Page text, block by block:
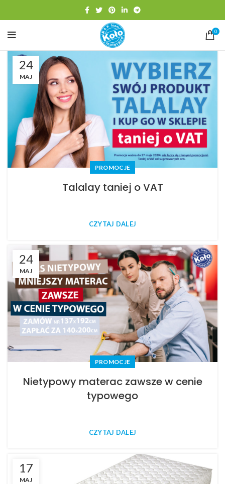
0
24
MAJ
PROMOCJE
Talalay taniej o VAT
CZYTAJ DALEJ
24
MAJ
PROMOCJE
Nietypowy materac zawsze w cenie
typowego
CZYTAJ DALEJ
17
MAJ